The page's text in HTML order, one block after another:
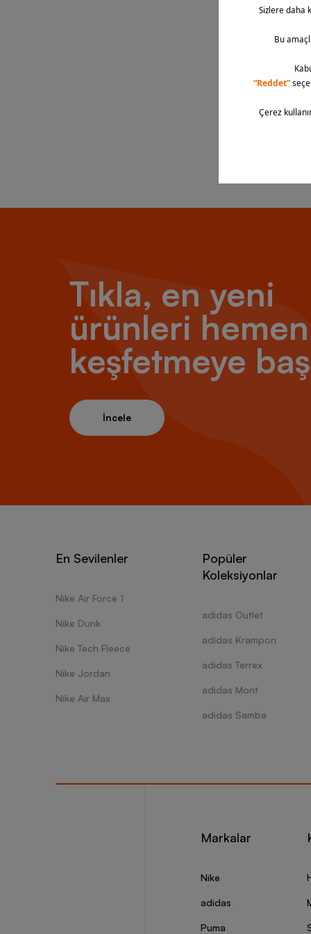
- 30%
Under
Fleece
4.119,90
Tıkla, en yeni
ürünleri hemen
keşfetmeye
İncele
En Sevilenler
Nike Air Force 1
Nike Dunk
Nike Tech Fleece
Nike Jordan
Nike Air Max
Popüler
Koleksiyonlar
adidas Outlet
adidas Krampon
adidas Terrex
adidas Mont
adidas Samba
Markalar
Nike
adidas
Puma